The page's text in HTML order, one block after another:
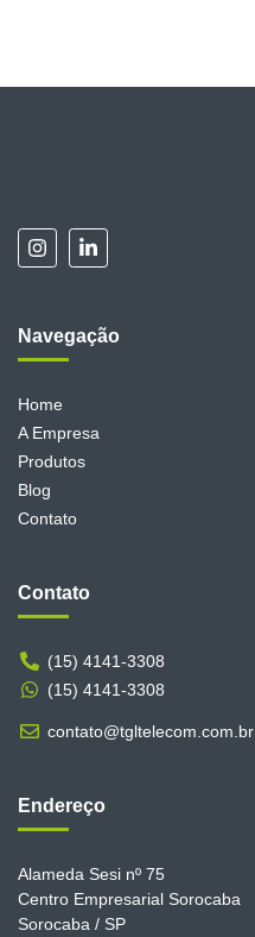
Navegação
Home
A Empresa
Produtos
Blog
Contato
Contato
(15) 4141-3308
(15) 4141-3308
contato@tgltelecom.com.br
Endereço
Alameda Sesi nº 75
Centro Empresarial Sorocaba
Sorocaba / SP